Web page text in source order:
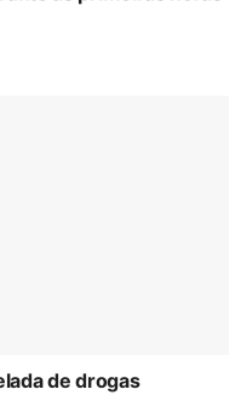
de drogas